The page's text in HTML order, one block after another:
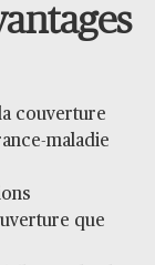
couverture
maladie
que